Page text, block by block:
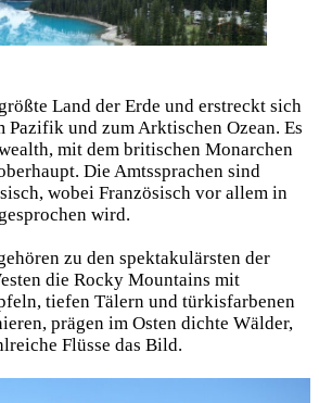
Land der Erde und erstreckt sich
und zum Arktischen Ozean. Es
mit dem britischen Monarchen
Die Amtssprachen sind
wobei Französisch vor allem in
wird.
zu den spektakulärsten der
die Rocky Mountains mit
tiefen Tälern und türkisfarbenen
prägen im Osten dichte Wälder,
Flüsse das Bild.